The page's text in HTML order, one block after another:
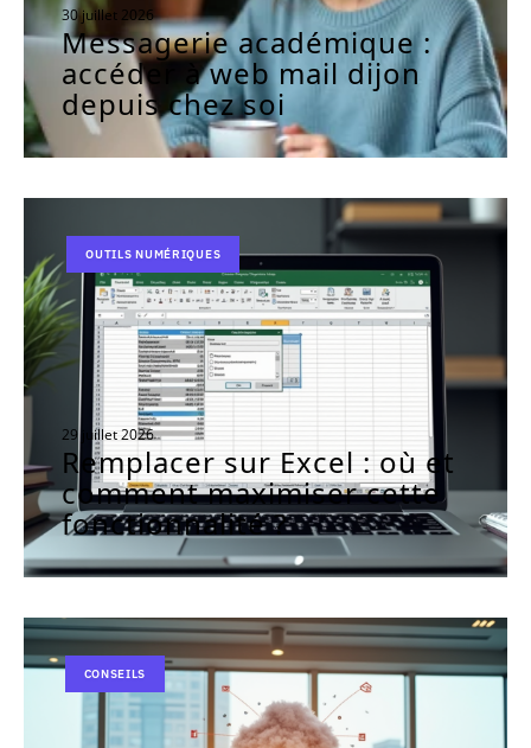
30 juillet 2026
Messagerie académique :
accéder à web mail dijon
depuis chez soi
OUTILS NUMÉRIQUES
29 juillet 2026
Remplacer sur Excel : où et
comment maximiser cette
fonctionnalité ?
CONSEILS